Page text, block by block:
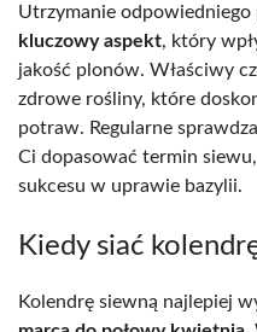
Utrzymanie
kluczowy aspekt, który
jakość plonów. Właściwy
zdrowe rośliny, które
potraw. Regularne
Ci dopasować termin
sukcesu w uprawie bazylii.
Kiedy siać
Kolendrę siewną najlepiej